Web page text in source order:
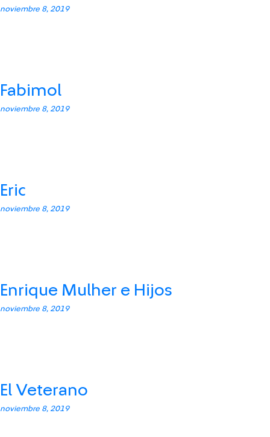
noviembre 8, 2019
Fabimol
noviembre 8, 2019
Eric
noviembre 8, 2019
Enrique Mulher e Hijos
noviembre 8, 2019
El Veterano
noviembre 8, 2019